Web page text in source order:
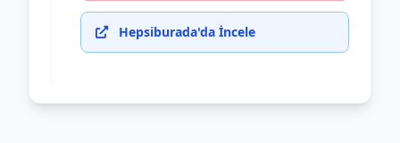
Hepsiburada'da İncele